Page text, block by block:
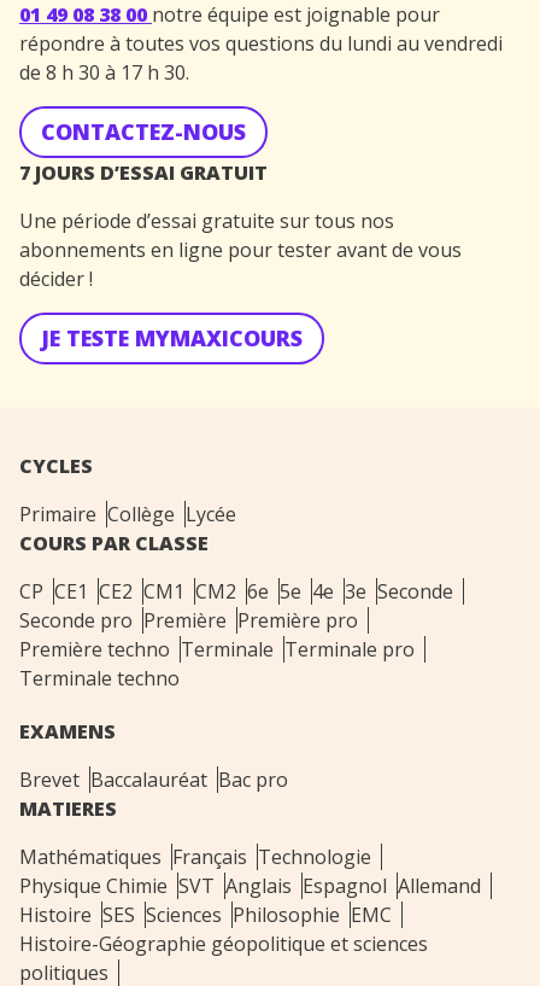
01 49 08 38 00 notre équipe est joignable pour
répondre à toutes vos questions du lundi au vendredi
de 8 h 30 à 17 h 30.
CONTACTEZ-NOUS
7 JOURS D’ESSAI GRATUIT
Une période d’essai gratuite sur tous nos
abonnements en ligne pour tester avant de vous
décider !
JE TESTE MYMAXICOURS
CYCLES
Primaire Collège Lycée
COURS PAR CLASSE
CP CE1 CE2 CM1 CM2 6e 5e 4e 3e Seconde
Seconde pro Première Première pro
Première techno Terminale Terminale pro
Terminale techno
EXAMENS
Brevet Baccalauréat Bac pro
MATIERES
Mathématiques Français Technologie
Physique Chimie SVT Anglais Espagnol Allemand
Histoire SES Sciences Philosophie EMC
Histoire-Géographie géopolitique et sciences
politiques